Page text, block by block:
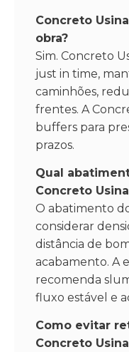
Concreto
obra?
Sim. Concreto
just in time,
caminhões,
frentes. A
buffers para
prazos.
Qual
Concreto
O abatimento
considerar
distância de
acabamento. A
recomenda
fluxo estável e
Como evitar
Concreto